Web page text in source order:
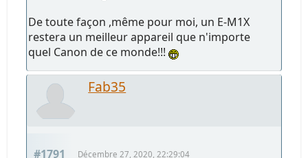
De toute façon ,même pour moi, un E-M1X
restera un meilleur appareil que n'importe
quel Canon de ce monde!!!
Fab35
#1791 Décembre 27, 2020, 22:29:04